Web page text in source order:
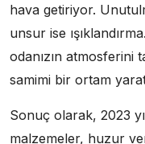
hava getiriyor.
unsur ise
odanızın atmosferini
samimi bir ortam
Sonuç olarak, 2023
malzemeler, huzur